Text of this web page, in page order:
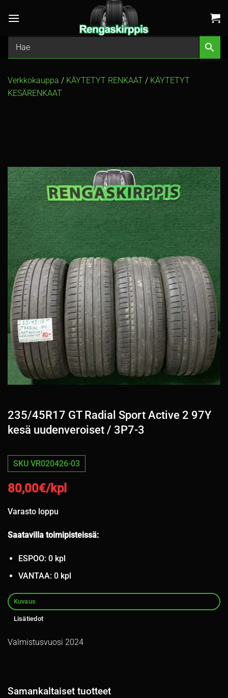
Verkkokauppa / KÄYTETYT RENKAAT / KÄYTETYT
KESÄRENKAAT
235/45R17 GT Radial Sport Active 2 97Y
kesä uudenveroiset / 3P7-3
SKU VR020426-03
80,00€/kpl
Varasto loppu
Saatavilla toimipisteissä:
ESPOO: 0 kpl
VANTAA: 0 kpl
Kuvaus
Lisätiedot
Valmistusvuosi 2024
Samankaltaiset tuotteet